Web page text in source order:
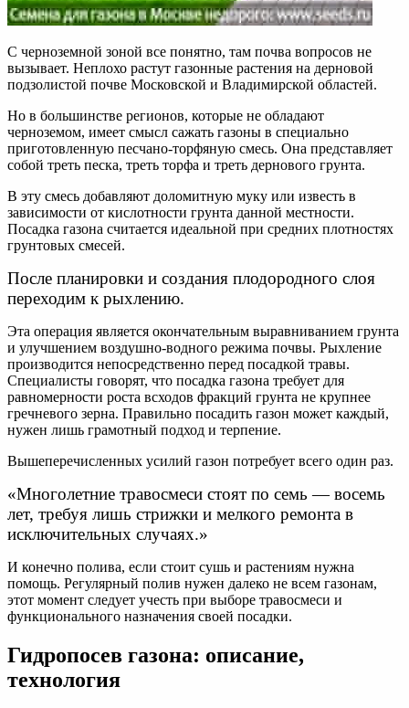
С черноземной зоной все понятно, там почва вопросов не
вызывает. Неплохо растут газонные растения на дерновой
подзолистой почве Московской и Владимирской областей.
Но в большинстве регионов, которые не обладают
черноземом, имеет смысл сажать газоны в специально
приготовленную песчано-торфяную смесь. Она представляет
собой треть песка, треть торфа и треть дернового грунта.
В эту смесь добавляют доломитную муку или известь в
зависимости от кислотности грунта данной местности.
Посадка газона считается идеальной при средних плотностях
грунтовых смесей.
После планировки и создания плодородного слоя
переходим к рыхлению.
Эта операция является окончательным выравниванием грунта
и улучшением воздушно-водного режима почвы. Рыхление
производится непосредственно перед посадкой травы.
Специалисты говорят, что посадка газона требует для
равномерности роста всходов фракций грунта не крупнее
гречневого зерна. Правильно посадить газон может каждый,
нужен лишь грамотный подход и терпение.
Вышеперечисленных усилий газон потребует всего один раз.
«Многолетние травосмеси стоят по семь — восемь
лет, требуя лишь стрижки и мелкого ремонта в
исключительных случаях.»
И конечно полива, если стоит сушь и растениям нужна
помощь. Регулярный полив нужен далеко не всем газонам,
этот момент следует учесть при выборе травосмеси и
функционального назначения своей посадки.
Гидропосев газона: описание,
технология